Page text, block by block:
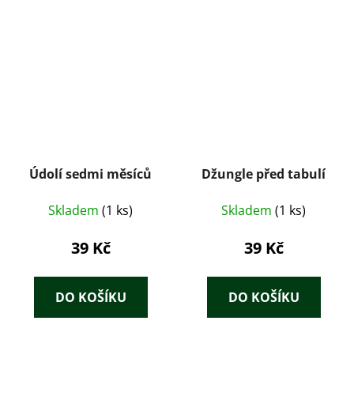
Údolí sedmi měsíců
Skladem (1 ks)
39 Kč
DO KOŠÍKU
Džungle před tabulí
Skladem (1 ks)
39 Kč
DO KOŠÍKU